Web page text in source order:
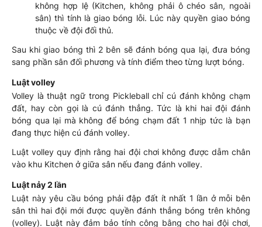
không hợp lệ (Kitchen, không phải ô chéo sân, ngoài
sân) thì tính là giao bóng lỗi. Lúc này quyền giao bóng
thuộc về đội đối thủ.
Sau khi giao bóng thì 2 bên sẽ đánh bóng qua lại, đưa bóng
sang phần sân đối phương và tính điểm theo từng lượt bóng.
Luật volley
Volley là thuật ngữ trong Pickleball chỉ cú đánh không chạm
đất, hay còn gọi là cú đánh thẳng. Tức là khi hai đội đánh
bóng qua lại mà không để bóng chạm đất 1 nhịp tức là bạn
đang thực hiện cú đánh volley.
Luật volley quy định rằng hai đội chơi không được dẫm chân
vào khu Kitchen ở giữa sân nếu đang đánh volley.
Luật nảy 2 lần
Luật này yêu cầu bóng phải đập đất ít nhất 1 lần ở mỗi bên
sân thì hai đội mới được quyền đánh thẳng bóng trên không
(volley). Luật này đảm bảo tính công bằng cho hai đội chơi,